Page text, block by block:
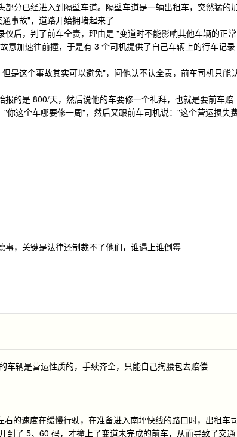
分已经进入到隔壁车道。隔壁车道是一辆出租车，突然猛的
事故"，道路开始拥堵起来了
后，判了前车全责，理由是 "变道时不能影响其他车辆的正常
意加速往前撞，于是有 3 个司机提供了自己车辆上的行车记录
是这个事故其实可以避免"，问他认不认全责，前车司机只能
的是 800/天，然后说他的车要修一个礼拜，也就是要前车赔
这个车哪要修一周"，然后又跟前车司机说："这个营运损失
，关键是法律还制裁不了他们，谁遇上谁倒霉
车辆是营运性质的，手续齐全，只能自己掏腰包去赔偿
的速度在缓慢行驶，在准备进入南坪快线的路口时，出租车
到了 5、60 码，才撞上了变道未完成的前车，从而导致了交通